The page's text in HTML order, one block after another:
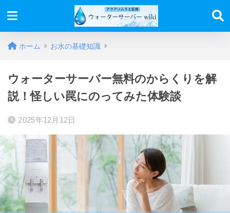
ホーム お水の基礎知識
ウォーターサーバー無料のからくりを解
説！怪しい罠にのってみた体験談
2025年12月12日